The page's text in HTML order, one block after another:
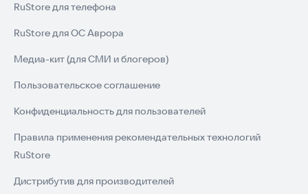
RuStore для телефона
RuStore для ОС Аврора
Медиа-кит (для СМИ и блогеров)
Пользовательское соглашение
Конфиденциальность для пользователей
Правила применения рекомендательных технологий
RuStore
Дистрибутив для производителей